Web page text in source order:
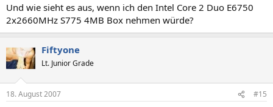
Und wie sieht es aus, wenn ich den Intel Core 2 Duo E6750
2x2660MHz S775 4MB Box nehmen würde?
Fiftyone
Lt. Junior Grade
18. August 2007 #15